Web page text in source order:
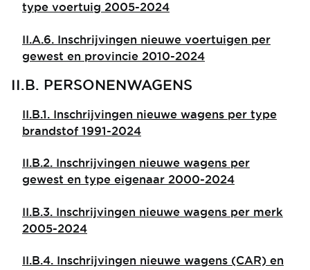
type voertuig 2005-2024
II.A.6. Inschrijvingen nieuwe voertuigen per
gewest en provincie 2010-2024
II.B. PERSONENWAGENS
II.B.1. Inschrijvingen nieuwe wagens per type
brandstof 1991-2024
II.B.2. Inschrijvingen nieuwe wagens per
gewest en type eigenaar 2000-2024
II.B.3. Inschrijvingen nieuwe wagens per merk
2005-2024
II.B.4. Inschrijvingen nieuwe wagens (CAR) en